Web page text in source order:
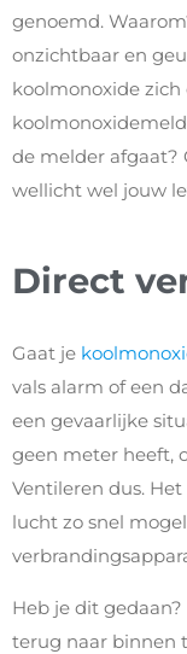
genoemd.
onzichtbaar en
koolmonoxide
de melder
wellicht wel jouw
Direct
Gaat je
vals alarm of een
een gevaarlijke
geen meter heeft,
Ventileren dus.
lucht zo snel
Heb je dit gedaan?
terug naar binnen